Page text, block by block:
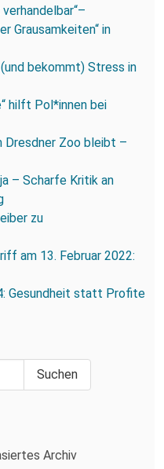
Grausamkeiten“ in
bekommt) Stress in
hilft Pol*innen bei
Dresdner Zoo bleibt –
– Scharfe Kritik an
zu
am 13. Februar 2022:
Gesundheit statt Profite
Archiv